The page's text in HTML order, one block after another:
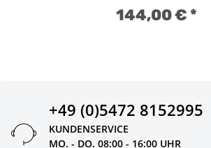
144,00 €*
+49 (0)5472 8152995
KUNDENSERVICE
MO. - DO. 08:00 - 16:00 UHR